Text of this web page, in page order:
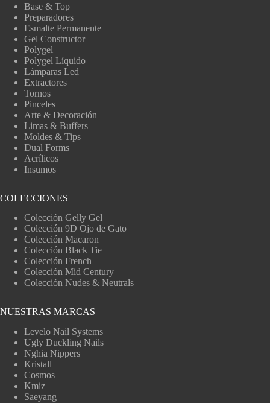
Base & Top
Preparadores
Esmalte Permanente
Gel Constructor
Polygel
Polygel Líquido
Lámparas Led
Extractores
Tornos
Pinceles
Arte & Decoración
Limas & Buffers
Moldes & Tips
Dual Forms
Acrílicos
Insumos
COLECCIONES
Colección Gelly Gel
Colección 9D Ojo de Gato
Colección Macaron
Colección Black Tie
Colección French
Colección Mid Century
Colección Nudes & Neutrals
NUESTRAS MARCAS
Levelō Nail Systems
Ugly Duckling Nails
Nghia Nippers
Kristall
Cosmos
Kmiz
Saeyang